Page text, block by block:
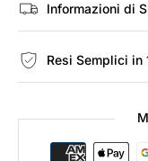
Informazioni di
Resi Semplici in